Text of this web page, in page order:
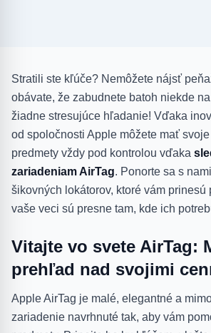
Stratili ste kľúče? Nemôžete nájsť
obávate, že zabudnete batoh niekde
žiadne stresujúce hľadanie! Vďaka
od spoločnosti Apple môžete mať
predmety vždy pod kontrolou vďaka
zariadeniam AirTag. Ponorte sa s
šikovných lokátorov, ktoré vám prinesú
vaše veci sú presne tam, kde ich
Vitajte vo svete AirTag:
prehľad nad svojimi
Apple AirTag je malé, elegantné a
zariadenie navrhnuté tak, aby vám